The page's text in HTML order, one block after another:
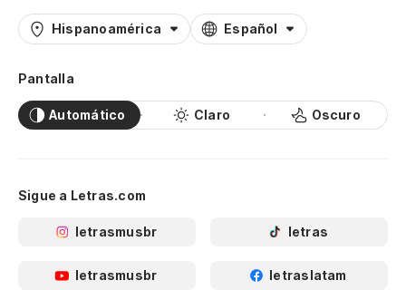
Hispanoamérica Español
Pantalla
Automático Claro Oscuro
Sigue a Letras.com
letrasmusbr letras
letrasmusbr letraslatam